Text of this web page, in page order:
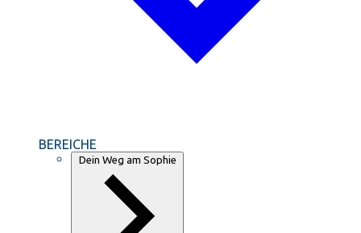
BEREICHE
Dein Weg am Sophie